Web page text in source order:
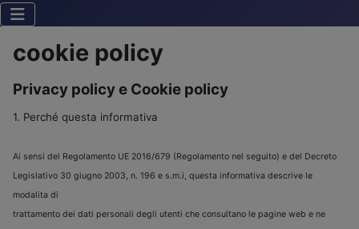
cookie policy
Privacy policy e Cookie policy
1. Perché questa informativa
Ai sensi del Regolamento UE 2016/679 (Regolamento nel seguito) e del Decreto
Legislativo 30 giugno 2003, n. 196 e s.m.i, questa informativa descrive le
modalita di
trattamento dei dati personali degli utenti che consultano le pagine web e ne